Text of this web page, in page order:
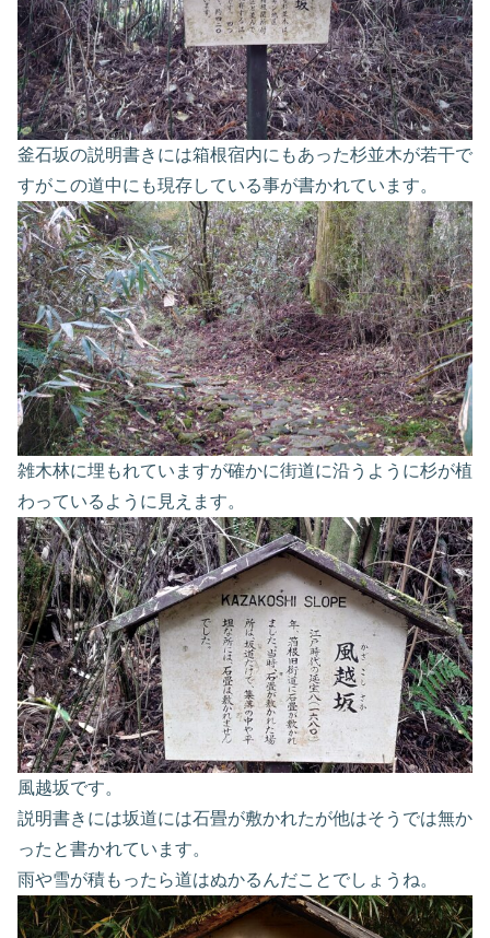
釜石坂の説明書きには箱根宿内にもあった杉並木が若干で
すがこの道中にも現存している事が書かれています。
雑木林に埋もれていますが確かに街道に沿うように杉が植
わっているように見えます。
風越坂です。
説明書きには坂道には石畳が敷かれたが他はそうでは無か
ったと書かれています。
雨や雪が積もったら道はぬかるんだことでしょうね。